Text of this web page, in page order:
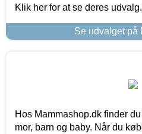
Klik her for at se deres udvalg.
Se udvalget på
Hos Mammashop.dk finder
mor, barn og baby. Når du